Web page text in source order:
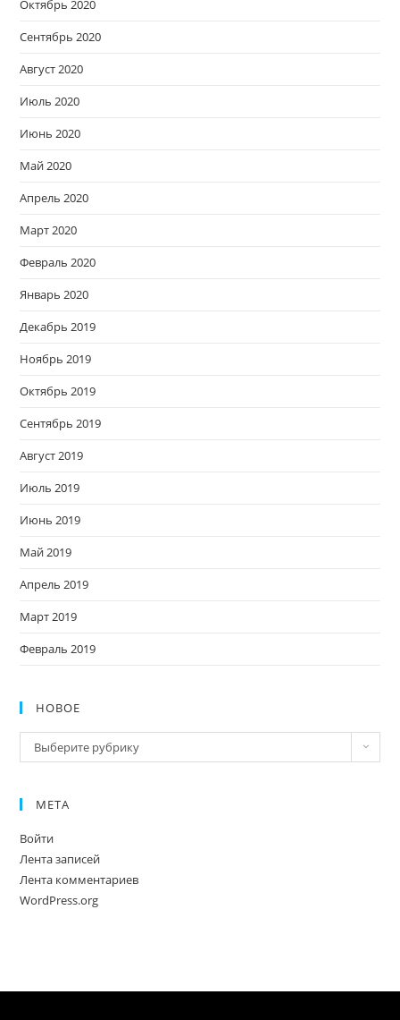
Октябрь 2020
Сентябрь 2020
Август 2020
Июль 2020
Июнь 2020
Май 2020
Апрель 2020
Март 2020
Февраль 2020
Январь 2020
Декабрь 2019
Ноябрь 2019
Октябрь 2019
Сентябрь 2019
Август 2019
Июль 2019
Июнь 2019
Май 2019
Апрель 2019
Март 2019
Февраль 2019
НОВОЕ
Новое
Выберите рубрику
МЕТА
Войти
Лента записей
Лента комментариев
WordPress.org